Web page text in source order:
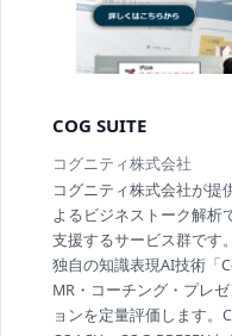
COG SUITE
コグニティ株式会社
コグニティ株式会社が提
よるビジネストーク解析
支援するサービス群です
独自の知識表現AI技術「
MR・コーチング・プレ
ョンを定量評価します。